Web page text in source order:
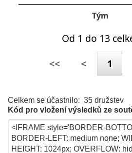
Tým
Od 1 do 13
<<
< 1
Celkem se účastnilo: 35 družstev
Kód pro vložení výsledků ze